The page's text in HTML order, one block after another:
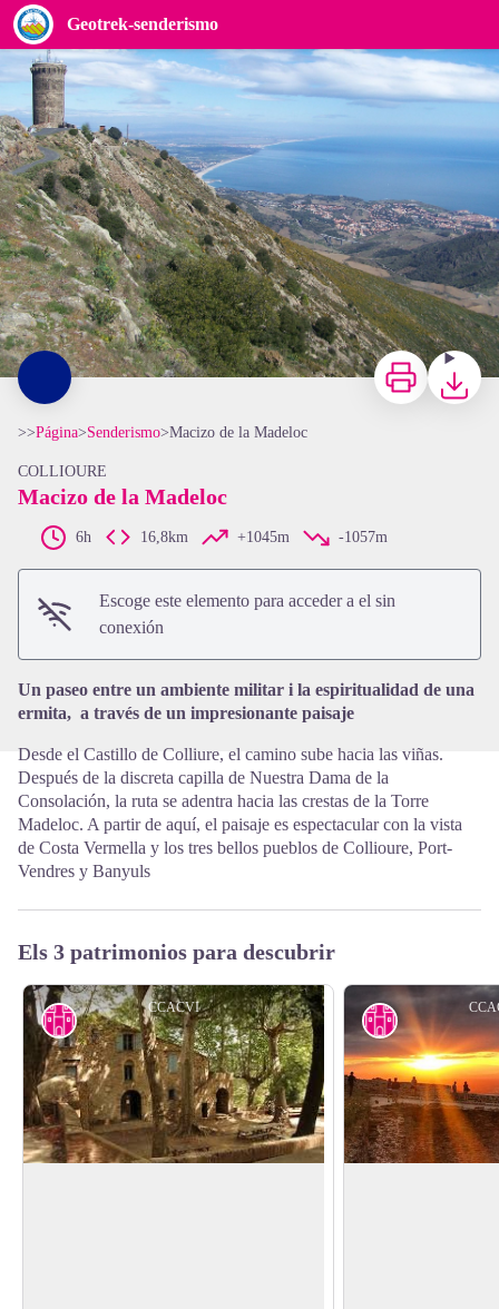
Geotrek-senderismo
Macizo de la Madeloc
View picture in full screen
ImprimirBajar
>>Página>Senderismo>Macizo de la Madeloc
COLLIOURE
Macizo de la Madeloc
6h 16,8km +1045m -1057m
Escoge este elemento para acceder a el sin
conexión
Un paseo entre un ambiente militar i la espiritualidad de una
ermita, a través de un impresionante paisaje
Desde el Castillo de Colliure, el camino sube hacia las viñas.
Después de la discreta capilla de Nuestra Dama de la
Consolación, la ruta se adentra hacia las crestas de la Torre
Madeloc. A partir de aquí, el paisaje es espectacular con la vista
de Costa Vermella y los tres bellos pueblos de Collioure, Port-
Vendres y Banyuls
Els 3 patrimonios para descubrir
CCACVI
Patrimonio Patrimonio